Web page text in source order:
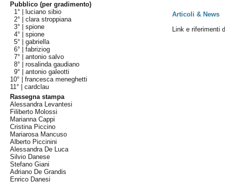
Pubblico (per gradimento)
1° |
luciano sibio
2° |clara stroppiana
3° |spione
4° |spione
5° |gabriella
6° |fabriziog
7° |antonio salvo
8° |rosalinda gaudiano
9° |antonio galeotti
10° |francesca meneghetti
11° |cardclau
Rassegna stampa
Alessandra Levantesi
Filiberto Molossi
Marianna Cappi
Cristina Piccino
Mariarosa Mancuso
Alberto Piccinini
Alessandra De Luca
Silvio Danese
Stefano Giani
Adriano De Grandis
Enrico Danesi
Articoli & News
Link e riferimenti